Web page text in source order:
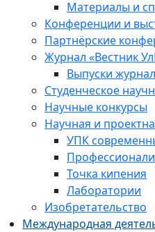
Материалы и
Конференции и
Партнёрские
Журнал «Вестник
Выпуски
Студенческое
Научные конкурсы
Научная и
УПК
Точка кипения
Лаборатории
Изобретательство
Международная